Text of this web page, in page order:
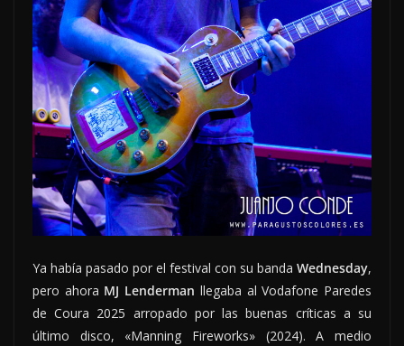
Ya había pasado por el festival con su banda Wednesday,
pero ahora MJ Lenderman llegaba al Vodafone Paredes
de Coura 2025 arropado por las buenas críticas a su
último disco, «Manning Fireworks» (2024). A medio